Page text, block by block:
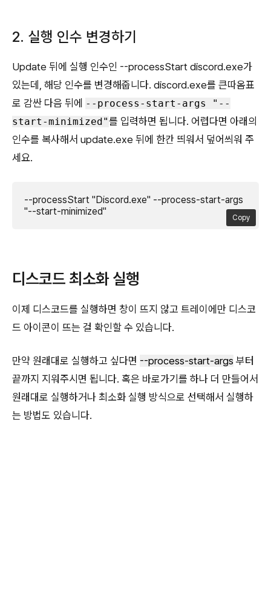
2. 실행 인수 변경하기
Update 뒤에 실행 인수인 --processStart discord.exe가
있는데, 해당 인수를 변경해줍니다. discord.exe를 큰따옴표
로 감싼 다음 뒤에 --process-start-args "--
start-minimized"를 입력하면 됩니다. 어렵다면 아래의
인수를 복사해서 update.exe 뒤에 한칸 띄워서 덮어씌워 주
세요.
--processStart "Discord.exe" --process-start-args
"--start-minimized"
Copy
디스코드 최소화 실행
이제 디스코드를 실행하면 창이 뜨지 않고 트레이에만 디스코
드 아이콘이 뜨는 걸 확인할 수 있습니다.
만약 원래대로 실행하고 싶다면 --process-start-args 부터
끝까지 지워주시면 됩니다. 혹은 바로가기를 하나 더 만들어서
원래대로 실행하거나 최소화 실행 방식으로 선택해서 실행하
는 방법도 있습니다.